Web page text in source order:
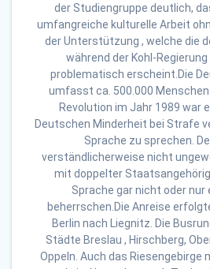
der Studiengruppe deutlich,
umfangreiche kulturelle Arbeit
der Unterstützung , welche die
während der Kohl-
problematisch erscheint.Die
umfasst ca. 500.000
Revolution im Jahr 1989 war
Deutschen Minderheit bei Strafe
Sprache zu sprechen.
verständlicherweise nicht
mit doppelter
Sprache gar nicht oder nur
beherrschen.Die Anreise
Berlin nach Liegnitz. Die
Städte Breslau , Hirschberg,
Oppeln. Auch das Riesengebirge